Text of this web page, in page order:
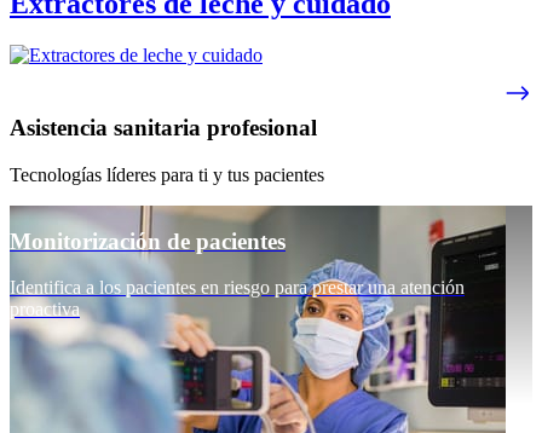
Asistencia sanitaria profesional
Tecnologías líderes para ti y tus pacientes
Monitorización de pacientes
Identifica a los pacientes en riesgo para prestar una atención
proactiva